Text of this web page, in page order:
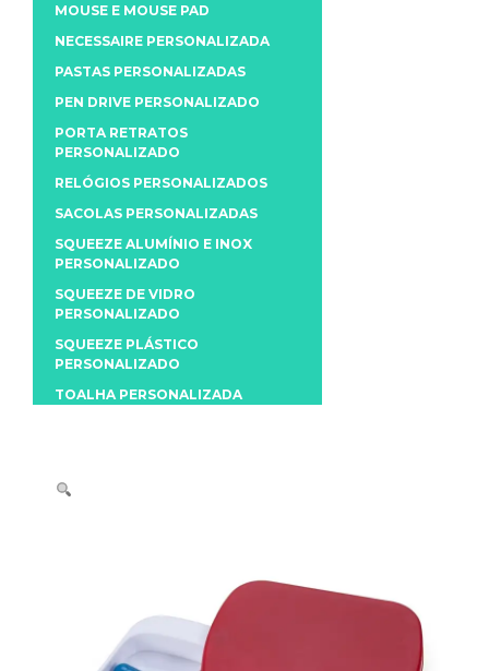
MOUSE E MOUSE PAD
NECESSAIRE PERSONALIZADA
PASTAS PERSONALIZADAS
PEN DRIVE PERSONALIZADO
PORTA RETRATOS
PERSONALIZADO
RELÓGIOS PERSONALIZADOS
SACOLAS PERSONALIZADAS
SQUEEZE ALUMÍNIO E INOX
PERSONALIZADO
SQUEEZE DE VIDRO
PERSONALIZADO
SQUEEZE PLÁSTICO
PERSONALIZADO
TOALHA PERSONALIZADA